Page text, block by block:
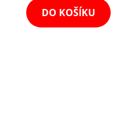
5
hvězdiček.
DO KOŠÍKU